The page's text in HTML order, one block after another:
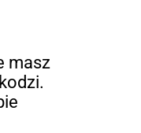
masz